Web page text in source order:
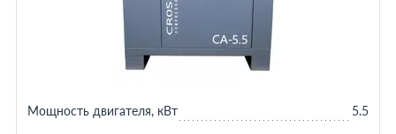
Мощность двигателя, кВт 5.5